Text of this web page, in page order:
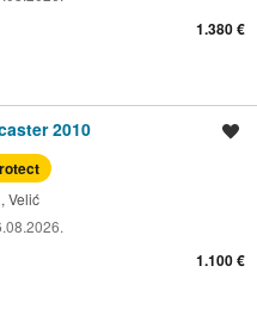
1.380 €
2010
Velić
1.100 €